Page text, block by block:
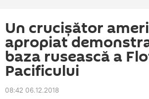
Un crucişător
apropiat
baza rusească a
Pacificului
08:42 06.12.2018